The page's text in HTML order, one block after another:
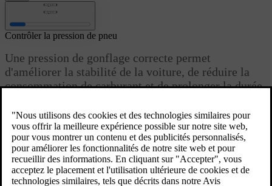
Connexion
Mise à jour 16.03.2023
Contrôler la pression de pneu
Une pression de gonflage correcte permet
d'améliorer la stabilité de la voiture, de réduire la
consommation de carburant et de prolonger la durée
La pression de gonflage baisse avec le temps ; c'est naturel. La
pression de gonflage varie aussi en fonction de la température
ambiante. La conduite avec des pneus sous-gonflés entraîne la
surchauffe des pneus qui peuvent alors être endommagés. La
pression de pneu agit sur le confort, le bruit dû à la chaussée et les